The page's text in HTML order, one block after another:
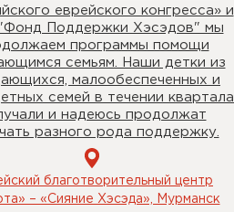
еврейского конгресса» и
Поддержки Хэсэдов" мы
программы помощи
семьям. Наши детки из
малообеспеченных и
семей в течении квартала
и надеюсь продолжат
разного рода поддержку.
благотворительный центр
– «Сияние Хэсэда», Мурманск